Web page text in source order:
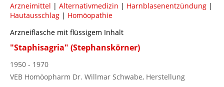
Arzneimittel | Alternativmedizin | Harnblasenentzündung |
Hautausschlag | Homöopathie
Arzneiflasche mit flüssigem Inhalt
"Staphisagria" (Stephanskörner)
1950 - 1970
VEB Homöopharm Dr. Willmar Schwabe, Herstellung